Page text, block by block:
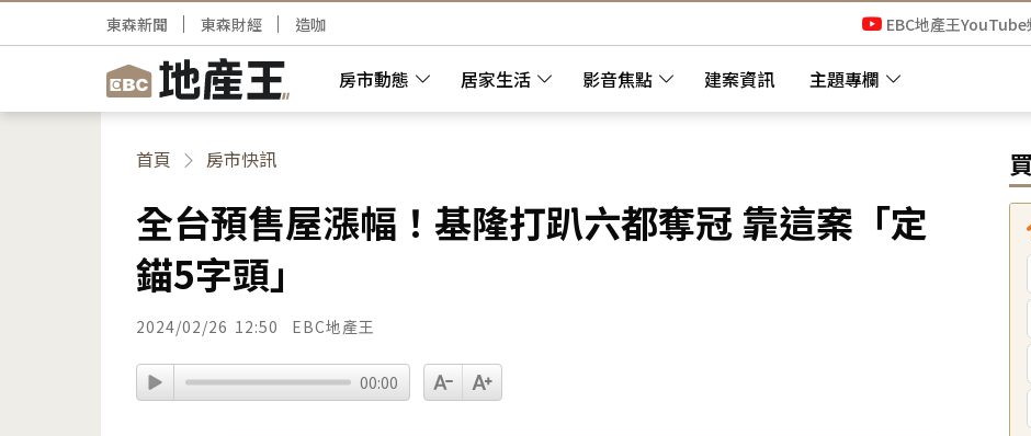
房市動態 居家生活 影音焦點 建案資訊 主題專欄
東森新聞 東森財經 造咖 EBC地產王YouTube
首頁 房市快訊
全台預售屋漲幅！基隆打趴六都奪冠 靠這案「定
錨5字頭」
2024/02/26 12:50 EBC地產王
00:00